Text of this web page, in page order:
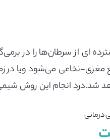
ای از سرطان‌ها را در
مغزی-نخاعی می‌شود ویا
شد.درد انجام این روش